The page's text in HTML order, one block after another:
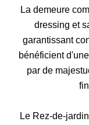
La demeure
dressing et
garantissant
bénéficient
par de
Le Rez-de-